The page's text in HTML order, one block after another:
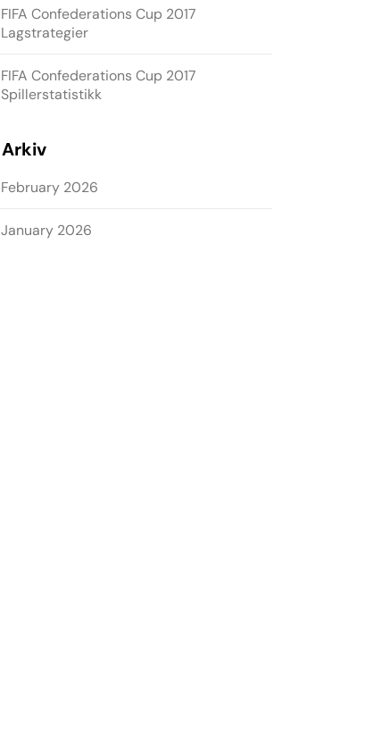
FIFA Confederations Cup 2017
Lagstrategier
FIFA Confederations Cup 2017
Spillerstatistikk
Arkiv
February 2026
January 2026